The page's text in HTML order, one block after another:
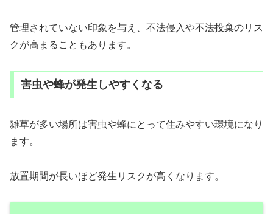
管理されていない印象を与え、不法侵入や不法投棄のリス
クが高まることもあります。
害虫や蜂が発生しやすくなる
雑草が多い場所は害虫や蜂にとって住みやすい環境になり
ます。
放置期間が長いほど発生リスクが高くなります。